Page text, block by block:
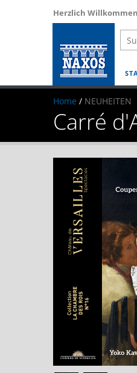
Herzlich
Home / NEUHEITEN
Carré